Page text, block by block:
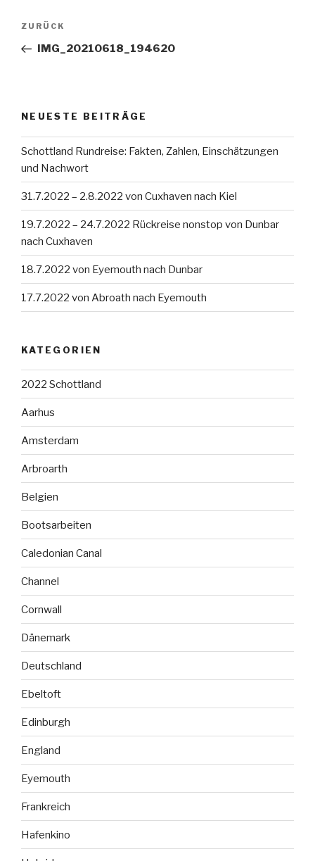
Beitragsnavigation
Vorheriger
Beitrag
ZURÜCK
IMG_20210618_194620
NEUESTE BEITRÄGE
Schottland Rundreise: Fakten, Zahlen, Einschätzungen
und Nachwort
31.7.2022 – 2.8.2022 von Cuxhaven nach Kiel
19.7.2022 – 24.7.2022 Rückreise nonstop von Dunbar
nach Cuxhaven
18.7.2022 von Eyemouth nach Dunbar
17.7.2022 von Abroath nach Eyemouth
KATEGORIEN
2022 Schottland
Aarhus
Amsterdam
Arbroarth
Belgien
Bootsarbeiten
Caledonian Canal
Channel
Cornwall
Dänemark
Deutschland
Ebeltoft
Edinburgh
England
Eyemouth
Frankreich
Hafenkino